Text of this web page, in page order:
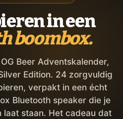
in een
boombox.
Beer Adventskalender,
Edition. 24 zorgvuldig
verpakt in een écht
Bluetooth speaker die je
laat staan. Het cadeau dat